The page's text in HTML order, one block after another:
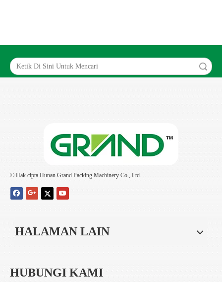
© Hak cipta Hunan Grand Packing Machinery Co., Ltd
HALAMAN LAIN
HUBUNGI KAMI